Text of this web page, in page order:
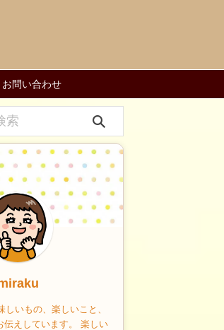
お問い合わせ
しいもの、楽しいこと、
伝えしています。 楽しい